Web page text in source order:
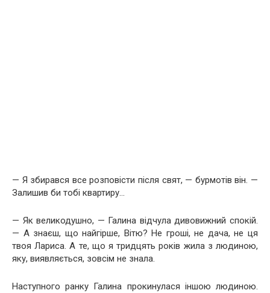
— Я збирався все розповісти після свят, — бурмотів він. —
Залишив би тобі квартиру…
— Як великодушно, — Галина відчула дивовижний спокій.
— А знаєш, що найгірше, Вітю? Не гроші, не дача, не ця
твоя Лариса. А те, що я тридцять років жила з людиною,
яку, виявляється, зовсім не знала.
Наступного ранку Галина прокинулася іншою людиною.